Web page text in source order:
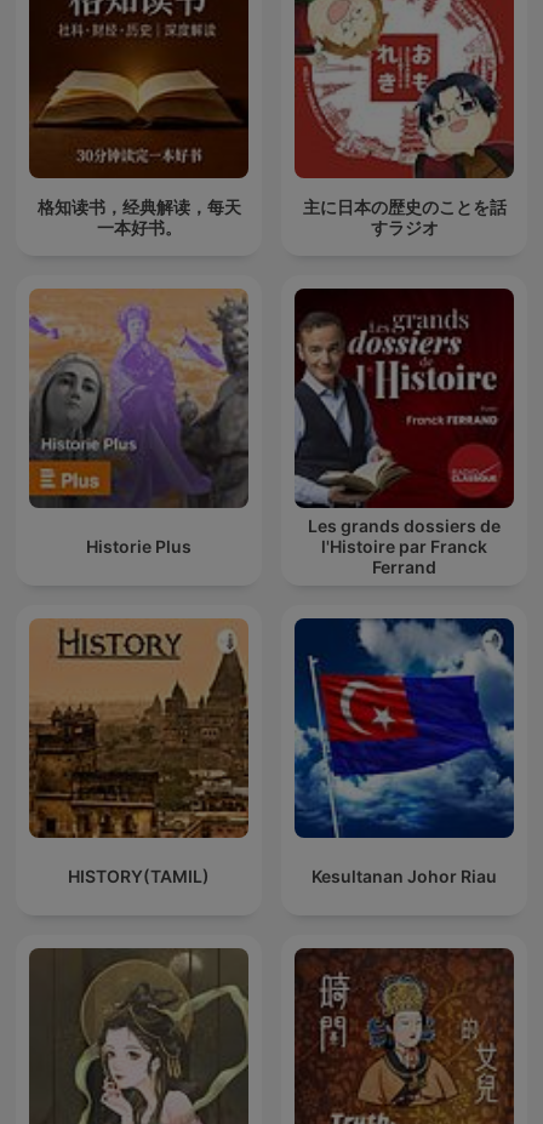
格知读书，经典解读，每天
一本好书。
主に日本の歴史のことを話
すラジオ
Historie Plus
Les grands dossiers de
l'Histoire par Franck
Ferrand
HISTORY(TAMIL) Kesultanan Johor Riau